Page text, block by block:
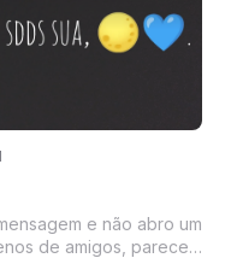
e não abro um
de amigos, parece